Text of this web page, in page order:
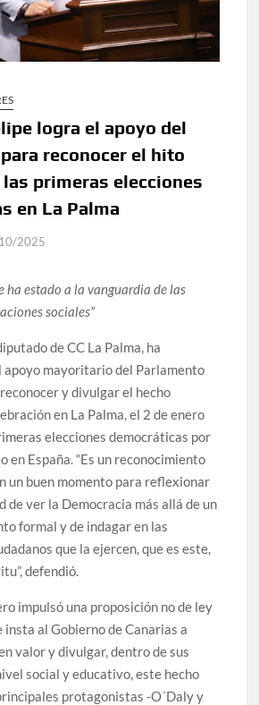
logra el apoyo del
reconocer el hito
primeras elecciones
en La Palma
2025
ha estado a la vanguardia de las
sociales”
de CC La Palma, ha
apoyo mayoritario del Parlamento
y divulgar el hecho
en La Palma, el 2 de enero
elecciones democráticas por
en España. “Es un reconocimiento
un buen momento para reflexionar
de ver la Democracia más allá de un
formal y de indagar en las
que la ejercen, que es este,
defendió.
impulsó una proposición no de ley
insta al Gobierno de Canarias a
valor y divulgar, dentro de sus
social y educativo, este hecho
protagonistas -O´Daly y